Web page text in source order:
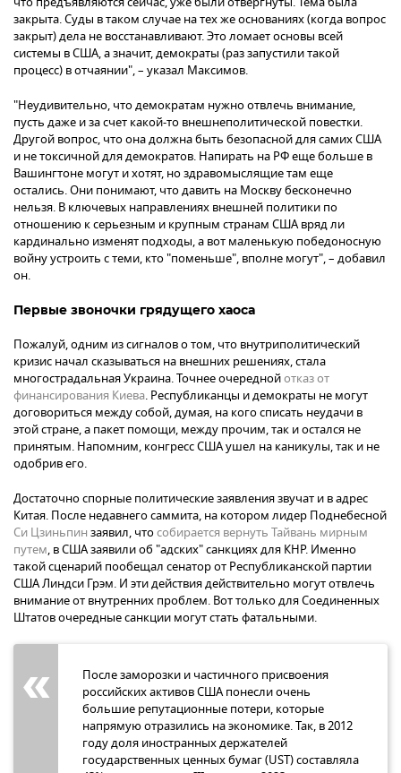
закрыта. Суды в таком случае на тех же основаниях (когда вопрос
закрыт) дела не восстанавливают. Это ломает основы всей
системы в США, а значит, демократы (раз запустили такой
процесс) в отчаянии", – указал Максимов.
"Неудивительно, что демократам нужно отвлечь внимание,
пусть даже и за счет какой-то внешнеполитической повестки.
Другой вопрос, что она должна быть безопасной для самих США
и не токсичной для демократов. Напирать на РФ еще больше в
Вашингтоне могут и хотят, но здравомыслящие там еще
остались. Они понимают, что давить на Москву бесконечно
нельзя. В ключевых направлениях внешней политики по
отношению к серьезным и крупным странам США вряд ли
кардинально изменят подходы, а вот маленькую победоносную
войну устроить с теми, кто "поменьше", вполне могут", – добавил
он.
Первые звоночки грядущего хаоса
Пожалуй, одним из сигналов о том, что внутриполитический
кризис начал сказываться на внешних решениях, стала
многострадальная Украина. Точнее очереднойотказ от
финансирования Киева. Республиканцы и демократы не могут
договориться между собой, думая, на кого списать неудачи в
этой стране, а пакет помощи, между прочим, так и остался не
принятым. Напомним, конгресс США ушел на каникулы, так и не
одобрив его.
Достаточно спорные политические заявления звучат и в адрес
Китая. После недавнего саммита, на котором лидер Поднебесной
Си Цзиньпин заявил, чтособирается вернуть Тайвань мирным
путем, в США заявили об "адских" санкциях для КНР. Именно
такой сценарий пообещал сенатор от Республиканской партии
США Линдси Грэм. И эти действия действительно могут отвлечь
внимание от внутренних проблем. Вот только для Соединенных
Штатов очередные санкции могут стать фатальными.
После заморозки и частичного присвоения
российских активов США понесли очень
большие репутационные потери, которые
напрямую отразились на экономике. Так, в 2012
году доля иностранных держателей
государственных ценных бумаг (UST) составляла